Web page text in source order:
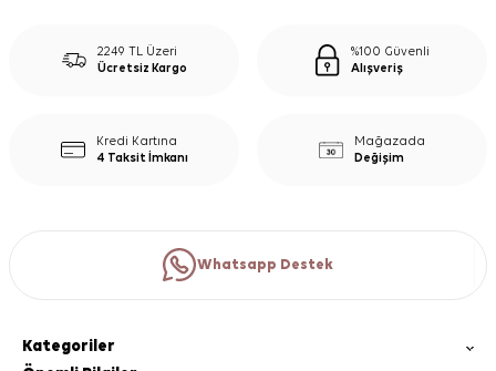
2249 TL Üzeri
Ücretsiz Kargo
%100 Güvenli
Alışveriş
Kredi Kartına
4 Taksit İmkanı
Mağazada
Değişim
Whatsapp Destek
Kategoriler